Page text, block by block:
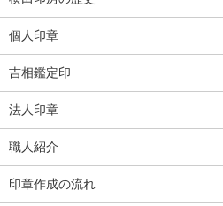
個人印章
吉相鑑定印
法人印章
職人紹介
印章作成の流れ